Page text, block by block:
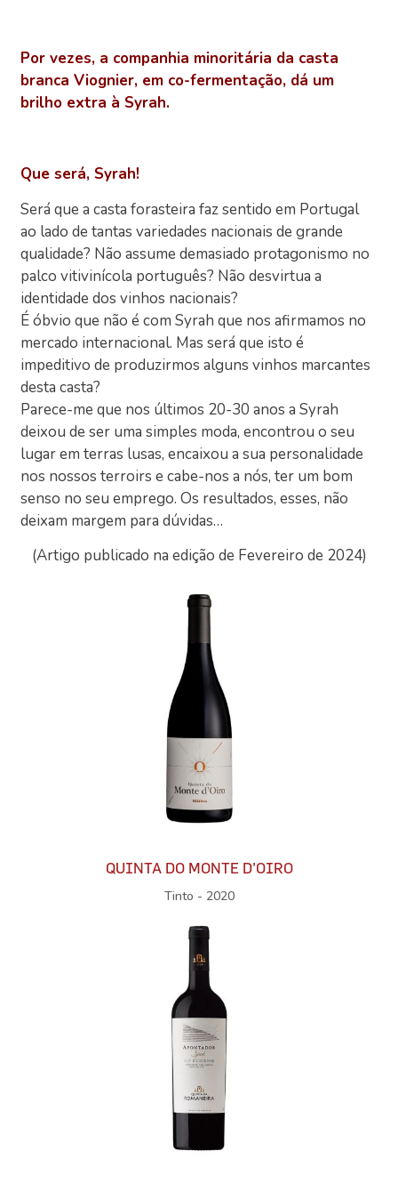
Por vezes, a companhia minoritária da casta
branca Viognier, em co-fermentação, dá um
brilho extra à Syrah.
Que será, Syrah!
Será que a casta forasteira faz sentido em Portugal
ao lado de tantas variedades nacionais de grande
qualidade? Não assume demasiado protagonismo no
palco vitivinícola português? Não desvirtua a
identidade dos vinhos nacionais?
É óbvio que não é com Syrah que nos afirmamos no
mercado internacional. Mas será que isto é
impeditivo de produzirmos alguns vinhos marcantes
desta casta?
Parece-me que nos últimos 20-30 anos a Syrah
deixou de ser uma simples moda, encontrou o seu
lugar em terras lusas, encaixou a sua personalidade
nos nossos terroirs e cabe-nos a nós, ter um bom
senso no seu emprego. Os resultados, esses, não
deixam margem para dúvidas…
(Artigo publicado na edição de Fevereiro de 2024)
QUINTA DO MONTE D’OIRO
Tinto - 2020